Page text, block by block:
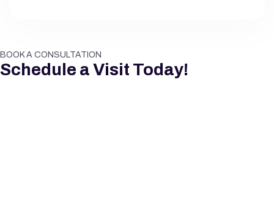
BOOK A CONSULTATION
Schedule a Visit Today!